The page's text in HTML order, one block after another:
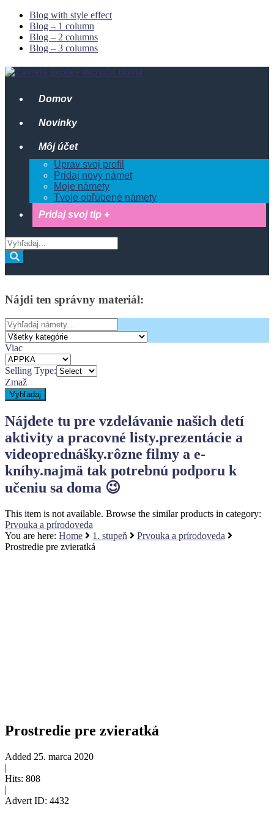
Blog with style effect
Blog – 1 column
Blog – 2 columns
Blog – 3 columns
Domov
Novinky
Môj účet
Uprav svoj profil
Pridaj nový námet
Moje námety
Tvoje obľúbené námety
Pridaj svoj tip +
Vyhľadaj
z:
Nájdi ten správny materiál:
Search
for:
Viac
Selling Type:
Zmaž
Vyhľadaj
Nájdete tu pre vzdelávanie našich detí
aktivity a pracovné listy.prezentácie a
videoprednášky.rôzne filmy a e-
kníhy.najmä tak potrebnú podporu k
učeniu sa doma 😉
This item is not available. Browse the similar products in category:
Prvouka a prírodoveda
You are here: Home 1. stupeň
Prvouka a prírodoveda
Prostredie pre zvieratká
Prostredie pre zvieratká
Added 25. marca 2020
|
Hits: 808
|
Advert ID: 4432